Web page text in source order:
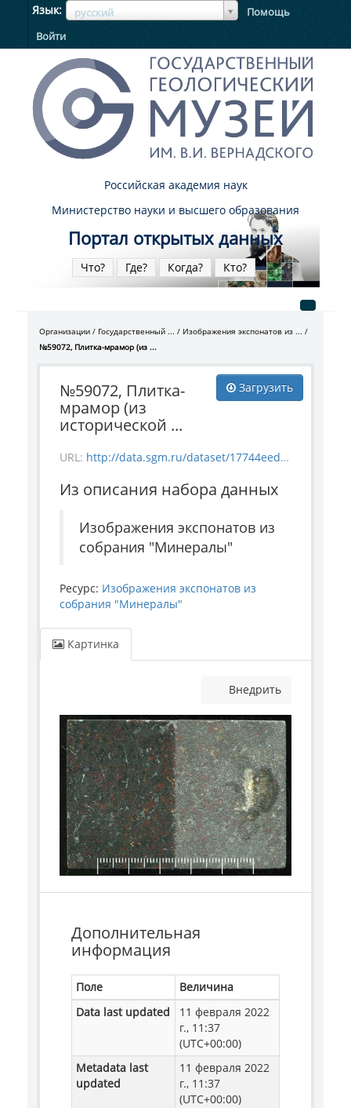
Язык русский
ЯзыкЯзык
Помощь
Войти
Российская академия наук
Министерство науки и высшего образования
Портал открытых данных
Что? Где? Когда? Кто?
Организации Государственный ...
Изображения экспонатов из ...
№59072, Плитка-мрамор (из ...
Загрузить
№59072, Плитка-
мрамор (из
исторической ...
URL: http://data.sgm.ru/dataset/17744eed-27fa-4a9a-bc72-4e657fa570af/resource/e1d86f69-3f88-4f53-a7a3-6f61f7e0e723/download/1-958-59072.jpg
Из описания набора данных
Изображения экспонатов из
собрания "Минералы"
Ресурс: Изображения экспонатов из
собрания "Минералы"
Картинка
Внедрить
Дополнительная
информация
Поле
Величина
Data last updated
11 февраля 2022
г., 11:37
(UTC+00:00)
Metadata last
updated
11 февраля 2022
г., 11:37
(UTC+00:00)